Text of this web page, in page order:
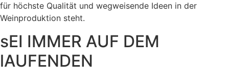
für höchste Qualität und wegweisende Ideen in der
Weinproduktion steht.
sEI IMMER AUF DEM
lAUFENDEN